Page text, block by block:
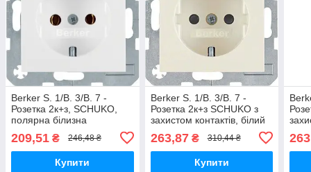
Berker S. 1/B. 3/B. 7 -
Розетка 2к+з, SCHUKO,
полярна білизна
209,51 ₴ 246,48 ₴
Купити
Berker S. 1/B. 3/B. 7 -
Розетка 2к+з SCHUKO з
захистом контактів, білий
263,87₴ 310,44 ₴
Купити